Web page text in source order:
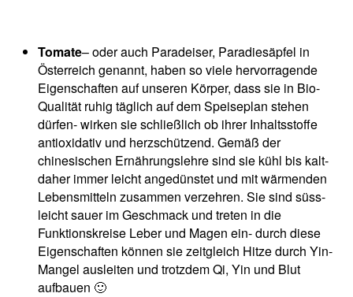
Tomate– oder auch Paradeiser, Paradiesäpfel in
Österreich genannt, haben so viele hervorragende
Eigenschaften auf unseren Körper, dass sie in Bio-
Qualität ruhig täglich auf dem Speiseplan stehen
dürfen- wirken sie schließlich ob ihrer Inhaltsstoffe
antioxidativ und herzschützend. Gemäß der
chinesischen Ernährungslehre sind sie kühl bis kalt-
daher immer leicht angedünstet und mit wärmenden
Lebensmitteln zusammen verzehren. Sie sind süss-
leicht sauer im Geschmack und treten in die
Funktionskreise Leber und Magen ein- durch diese
Eigenschaften können sie zeitgleich Hitze durch Yin-
Mangel ausleiten und trotzdem Qi, Yin und Blut
aufbauen 🙂